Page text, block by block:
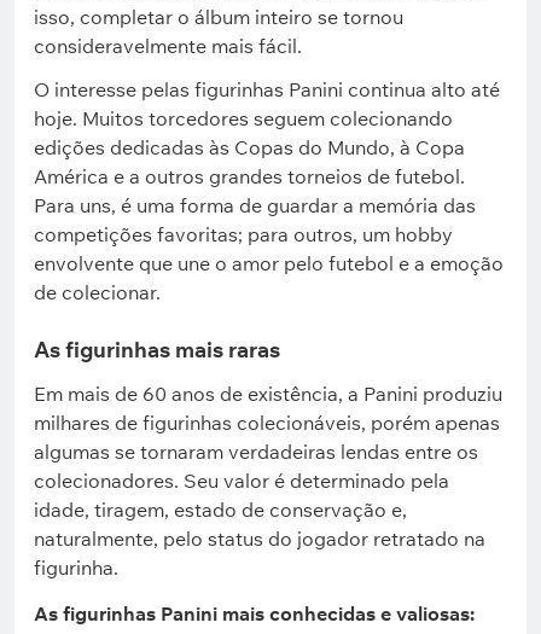
isso, completar o álbum inteiro se tornou
consideravelmente mais fácil.
O interesse pelas figurinhas Panini continua alto até
hoje. Muitos torcedores seguem colecionando
edições dedicadas às Copas do Mundo, à Copa
América e a outros grandes torneios de futebol.
Para uns, é uma forma de guardar a memória das
competições favoritas; para outros, um hobby
envolvente que une o amor pelo futebol e a emoção
de colecionar.
As figurinhas mais raras
Em mais de 60 anos de existência, a Panini produziu
milhares de figurinhas colecionáveis, porém apenas
algumas se tornaram verdadeiras lendas entre os
colecionadores. Seu valor é determinado pela
idade, tiragem, estado de conservação e,
naturalmente, pelo status do jogador retratado na
figurinha.
As figurinhas Panini mais conhecidas e valiosas: